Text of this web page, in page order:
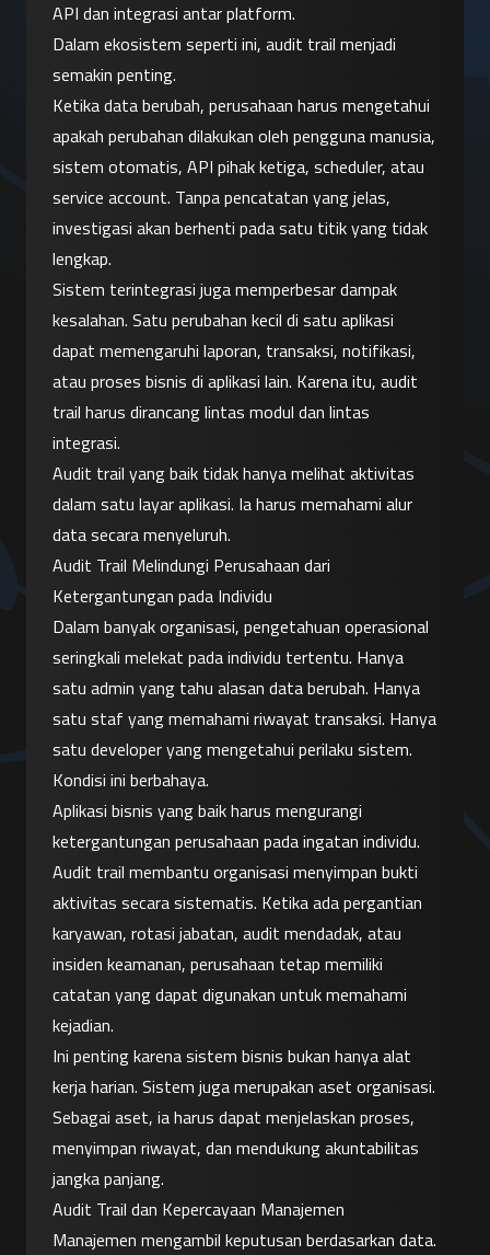
API dan integrasi antar platform.
Dalam ekosistem seperti ini, audit trail menjadi
semakin penting.
Ketika data berubah, perusahaan harus mengetahui
apakah perubahan dilakukan oleh pengguna manusia,
sistem otomatis, API pihak ketiga, scheduler, atau
service account. Tanpa pencatatan yang jelas,
investigasi akan berhenti pada satu titik yang tidak
lengkap.
Sistem terintegrasi juga memperbesar dampak
kesalahan. Satu perubahan kecil di satu aplikasi
dapat memengaruhi laporan, transaksi, notifikasi,
atau proses bisnis di aplikasi lain. Karena itu, audit
trail harus dirancang lintas modul dan lintas
integrasi.
Audit trail yang baik tidak hanya melihat aktivitas
dalam satu layar aplikasi. Ia harus memahami alur
data secara menyeluruh.
Audit Trail Melindungi Perusahaan dari
Ketergantungan pada Individu
Dalam banyak organisasi, pengetahuan operasional
seringkali melekat pada individu tertentu. Hanya
satu admin yang tahu alasan data berubah. Hanya
satu staf yang memahami riwayat transaksi. Hanya
satu developer yang mengetahui perilaku sistem.
Kondisi ini berbahaya.
Aplikasi bisnis yang baik harus mengurangi
ketergantungan perusahaan pada ingatan individu.
Audit trail membantu organisasi menyimpan bukti
aktivitas secara sistematis. Ketika ada pergantian
karyawan, rotasi jabatan, audit mendadak, atau
insiden keamanan, perusahaan tetap memiliki
catatan yang dapat digunakan untuk memahami
kejadian.
Ini penting karena sistem bisnis bukan hanya alat
kerja harian. Sistem juga merupakan aset organisasi.
Sebagai aset, ia harus dapat menjelaskan proses,
menyimpan riwayat, dan mendukung akuntabilitas
jangka panjang.
Audit Trail dan Kepercayaan Manajemen
Manajemen mengambil keputusan berdasarkan data.